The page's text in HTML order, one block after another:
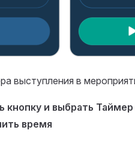
выступления в
кнопку и выбрать
время